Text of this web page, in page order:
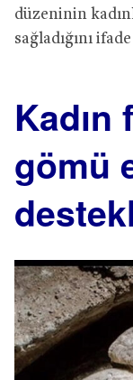
düzeninin
sağladığını
gömü